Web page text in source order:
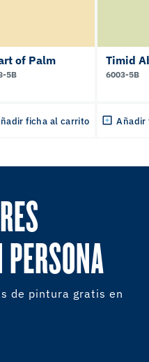
of Palm
5B
ficha al carrito
Timid
6003-5B
Añadir
de pintura gratis en